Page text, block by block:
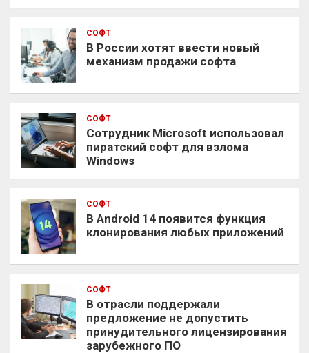
СОФТ
В России хотят ввести новый
механизм продажи софта
СОФТ
Сотрудник Microsoft использовал
пиратский софт для взлома
Windows
СОФТ
В Android 14 появится функция
клонирования любых приложений
СОФТ
В отрасли поддержали
предложение не допустить
принудительного лицензирования
зарубежного ПО